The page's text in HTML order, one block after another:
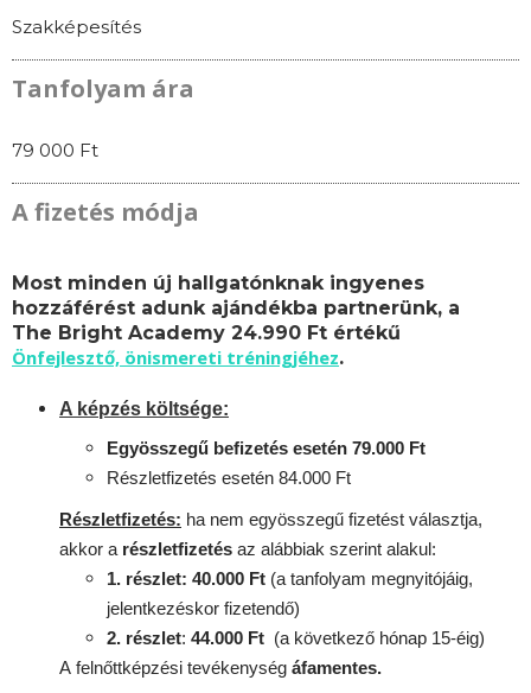
Szakképesítés
Tanfolyam ára
79 000 Ft
A fizetés módja
Most minden új hallgatónknak ingyenes
hozzáférést adunk ajándékba partnerünk, a
The Bright Academy 24.990 Ft értékű
Önfejlesztő, önismereti tréningjéhez.
A képzés költsége:
Egyösszegű befizetés esetén 79.000 Ft
Részletfizetés esetén 84.000 Ft
Részletfizetés: ha nem egyösszegű fizetést választja,
akkor a részletfizetés az alábbiak szerint alakul:
1. részlet: 40.000 Ft (a tanfolyam megnyitójáig,
jelentkezéskor fizetendő)
2. részlet: 44.000 Ft (a következő hónap 15-éig)
A felnőttképzési tevékenység áfamentes.